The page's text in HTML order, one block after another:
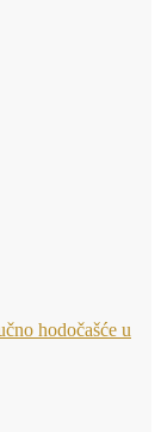
hodočašće u